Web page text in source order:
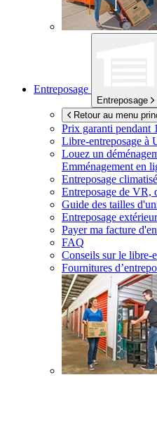
Entreposage
Entreposage
Retour au menu
Prix garanti pendant
Libre-entreposage à
Louez un
Emménagement en
Entreposage climatisé
Entreposage de VR,
Guide des tailles
Entreposage
Payer ma facture
FAQ
Conseils sur le libre-
Fournitures